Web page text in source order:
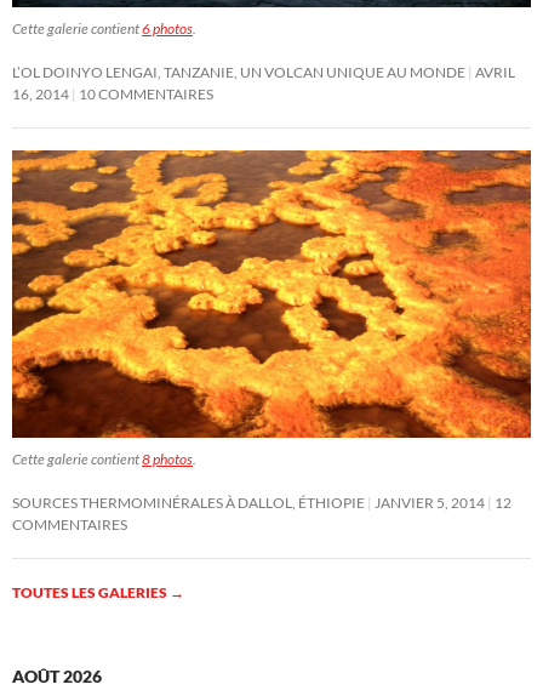
Cette galerie contient6 photos.
L’OL DOINYO LENGAI, TANZANIE, UN VOLCAN UNIQUE AU MONDE AVRIL
16, 2014 10 COMMENTAIRES
Cette galerie contient8 photos.
SOURCES THERMOMINÉRALES À DALLOL, ÉTHIOPIE JANVIER 5, 2014 12
COMMENTAIRES
TOUTES LES GALERIES →
AOÛT 2026